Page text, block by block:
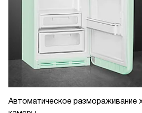
Автоматическое размораживание